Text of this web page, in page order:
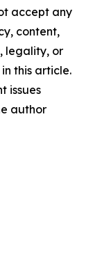
accept any
content,
legality, or
this article.
issues
author